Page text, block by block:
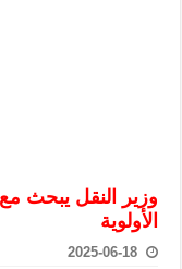
سوريا تبحث مع
وزير النقل يبحث
الأولوية
2025-06-18